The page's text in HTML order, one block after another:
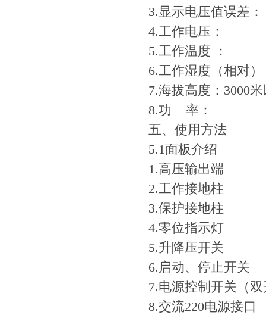
3.显示电压值误差：
4.工作电压：
5.工作温度 ：
6.工作湿度（相对
7.海拔高度：3000
8.功 率：
五、使用方法
5.1面板介绍
1.高压输出端
2.工作接地柱
3.保护接地柱
4.零位指示灯
5.升降压开关
6.启动、停止开关
7.电源控制开关（
8.交流220电源接口